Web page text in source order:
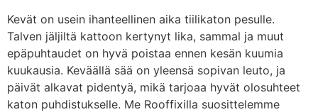
Kevät on usein ihanteellinen aika tiilikaton pesulle.
Talven jäljiltä kattoon kertynyt lika, sammal ja muut
epäpuhtaudet on hyvä poistaa ennen kesän kuumia
kuukausia. Keväällä sää on yleensä sopivan leuto, ja
päivät alkavat pidentyä, mikä tarjoaa hyvät olosuhteet
katon puhdistukselle. Me Rooffixilla suosittelemme